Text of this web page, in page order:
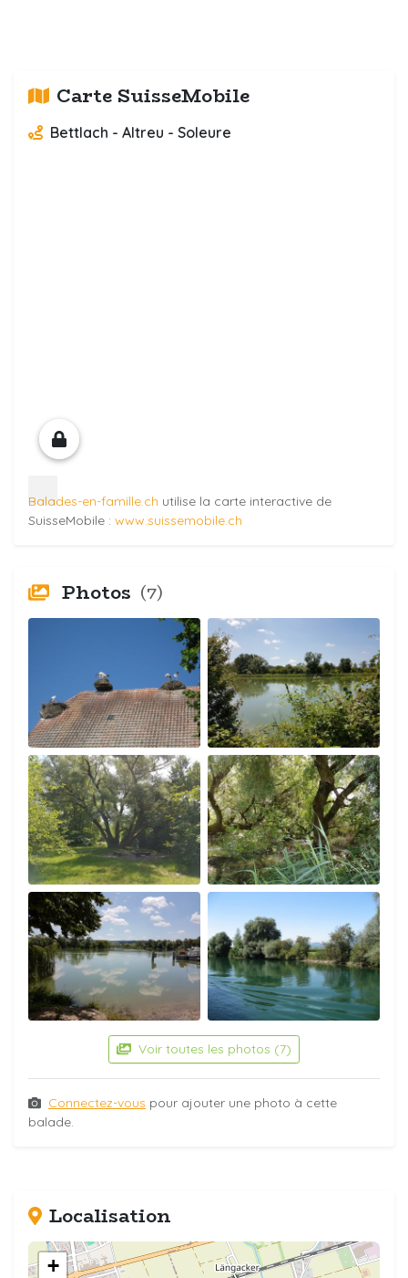
Carte SuisseMobile
Bettlach - Altreu - Soleure
Balades-en-famille.ch utilise la carte interactive de
SuisseMobile : www.suissemobile.ch
Photos (7)
Voir toutes les photos (7)
Connectez-vous pour ajouter une photo à cette
balade.
Localisation
+